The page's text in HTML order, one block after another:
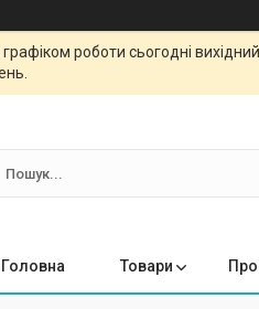
роботи сьогодні
Головна Товари